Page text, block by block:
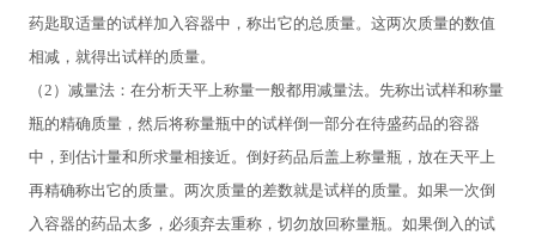
药匙取适量的试样加入容器中，称出它的总质量。这两次质量的数值
相减，就得出试样的质量。
（2）减量法：在分析天平上称量一般都用减量法。先称出试样和称量
瓶的精确质量，然后将称量瓶中的试样倒一部分在待盛药品的容器
中，到估计量和所求量相接近。倒好药品后盖上称量瓶，放在天平上
再精确称出它的质量。两次质量的差数就是试样的质量。如果一次倒
入容器的药品太多，必须弃去重称，切勿放回称量瓶。如果倒入的试